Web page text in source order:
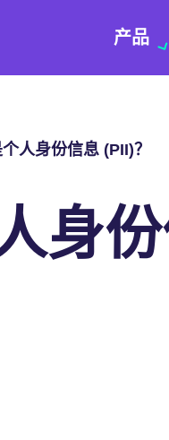
产品
人身份信息 (PII)？
身